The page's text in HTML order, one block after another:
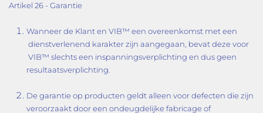
Artikel 26 - Garantie
Wanneer de Klant en VIB™ een overeenkomst met een
dienstverlenend karakter zijn aangegaan, bevat deze voor
VIB™ slechts een inspanningsverplichting en dus geen
resultaatsverplichting.
De garantie op producten geldt alleen voor defecten die zijn
veroorzaakt door een ondeugdelijke fabricage of